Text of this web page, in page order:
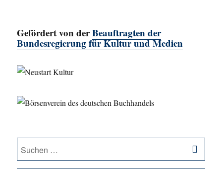
Gefördert von derBeauftragten der
Bundesregierung für Kultur und Medien
Suche
nach: